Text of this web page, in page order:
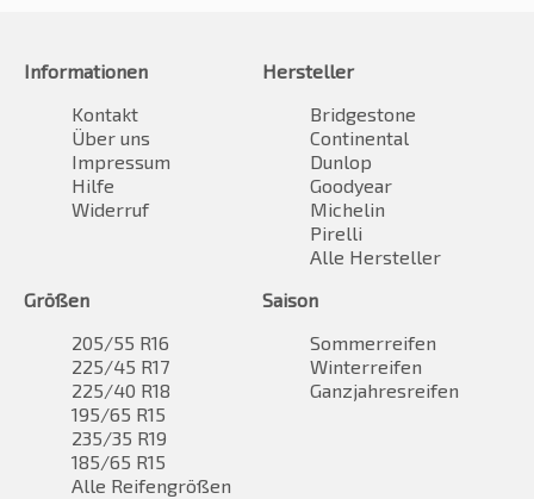
Informationen
Kontakt
Über uns
Impressum
Hilfe
Widerruf
Hersteller
Bridgestone
Continental
Dunlop
Goodyear
Michelin
Pirelli
Alle Hersteller
Größen
205/55 R16
225/45 R17
225/40 R18
195/65 R15
235/35 R19
185/65 R15
Alle Reifengrößen
Saison
Sommerreifen
Winterreifen
Ganzjahresreifen